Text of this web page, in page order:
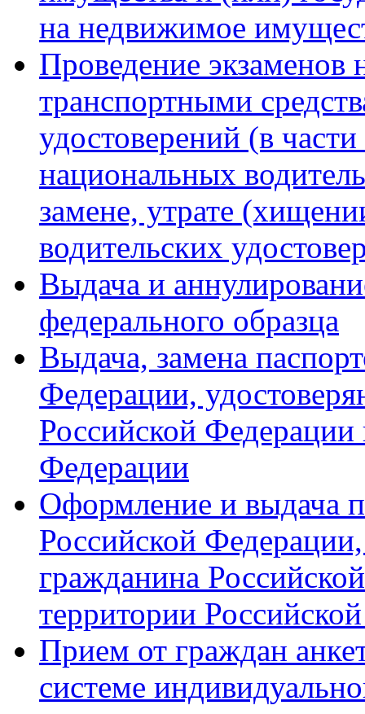
на недвижимое
Проведение экзаменов
транспортными
удостоверений (в
национальных
замене, утрате
водительских
Выдача и
федерального образца
Выдача, замена
Федерации,
Российской Федерации
Федерации
Оформление и выдача
Российской
гражданина
территории
Прием от граждан
системе